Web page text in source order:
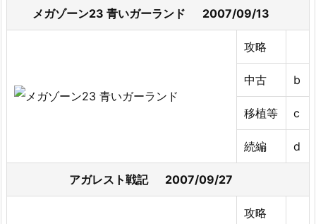
メガゾーン23 青いガーランド 2007/09/13
攻略
中古 b
移植等 c
続編 d
アガレスト戦記 2007/09/27
攻略